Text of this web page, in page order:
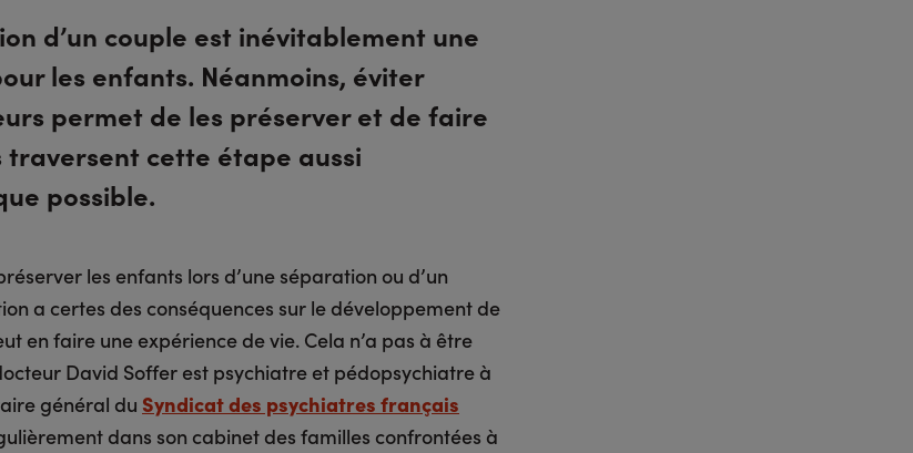
d’un couple est inévitablement une
les enfants. Néanmoins, éviter
permet de les préserver et de faire
traversent cette étape aussi
possible.
les enfants lors d’une séparation ou d’un
a certes des conséquences sur le développement de
en faire une expérience de vie. Cela n’a pas à être
David Soffer est psychiatre et pédopsychiatre à
général du Syndicat des psychiatres français
dans son cabinet des familles confrontées à